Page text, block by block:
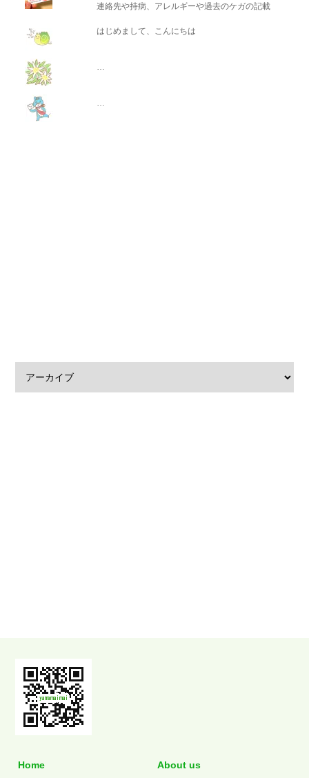
連絡先や持病、アレルギーや過去のケガの記載
はじめまして、こんにちは
…
…
Home About us